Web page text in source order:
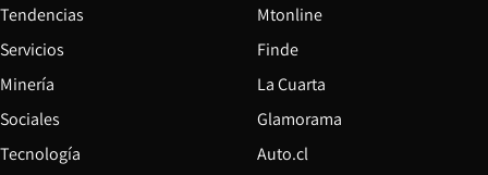
Tendencias
Servicios
Minería
Sociales
Tecnología
Mtonline
Finde
La Cuarta
Glamorama
Auto.cl